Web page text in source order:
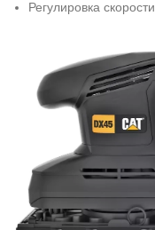
Регулировка скорости